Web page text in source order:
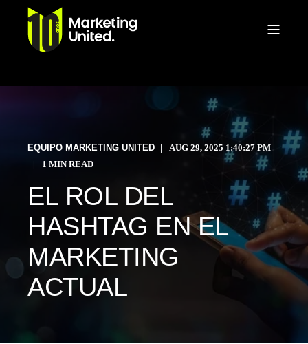
EQUIPO MARKETING UNITED
AUG 29, 2025 1:40:27 PM
1 MIN READ
EL ROL DEL
HASHTAG EN EL
MARKETING
ACTUAL